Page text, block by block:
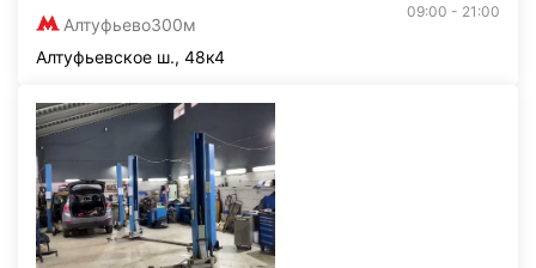
Алтуфьево300м
09:00 - 21:00
Алтуфьевское ш., 48к4